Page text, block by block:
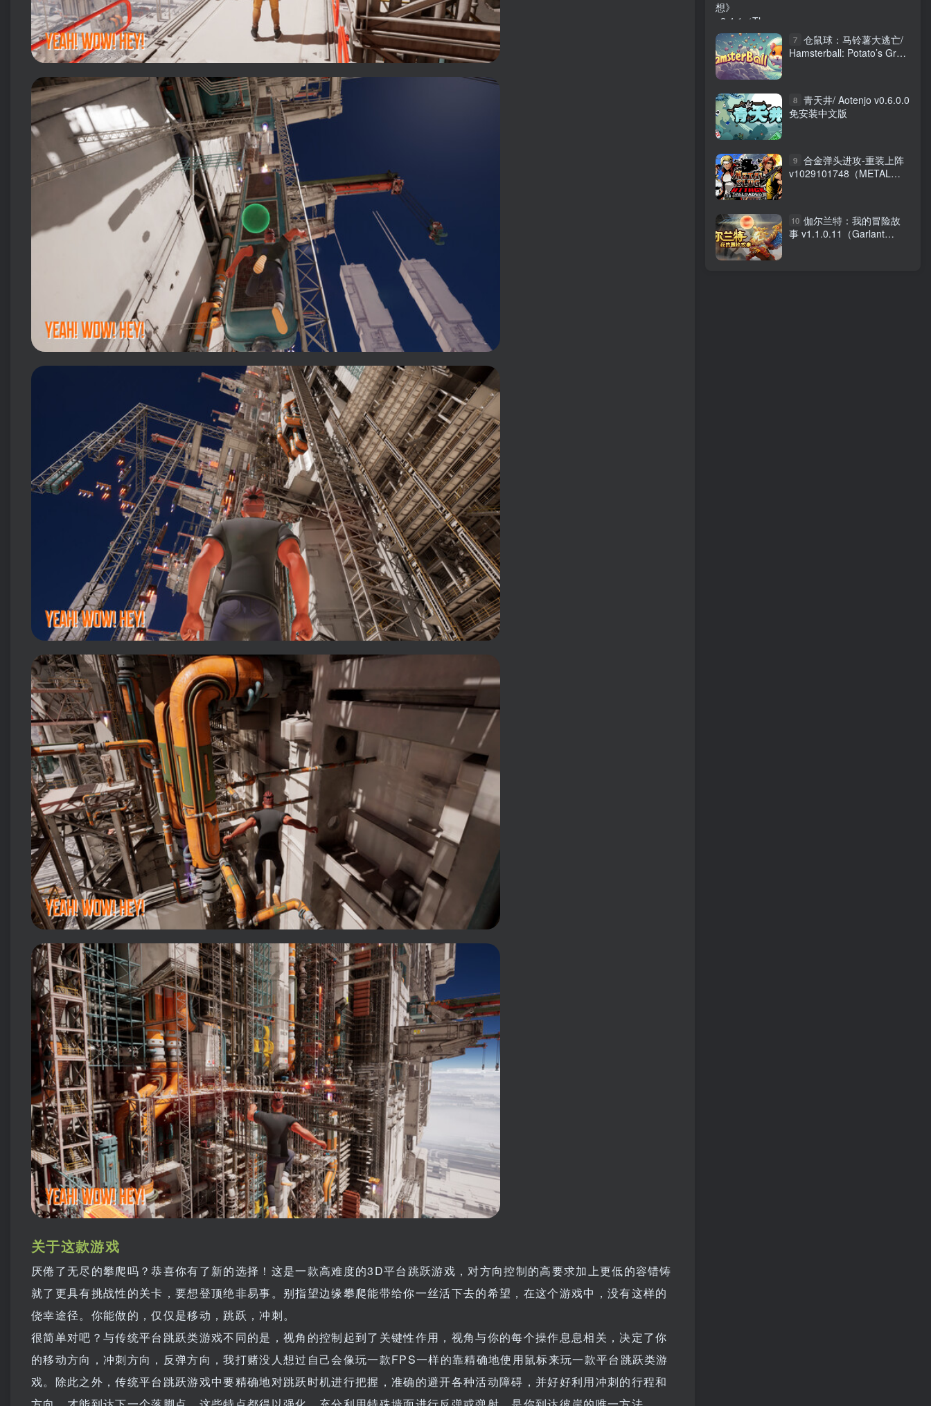
关于这款游戏
厌倦了无尽的攀爬吗？恭喜你有了新的选择！这是一款高难度的3D平台跳跃游戏，对方向控制的高要求加上更低的容错铸
就了更具有挑战性的关卡，要想登顶绝非易事。别指望边缘攀爬能带给你一丝活下去的希望，在这个游戏中，没有这样的
侥幸途径。你能做的，仅仅是移动，跳跃，冲刺。
很简单对吧？与传统平台跳跃类游戏不同的是，视角的控制起到了关键性作用，视角与你的每个操作息息相关，决定了你
的移动方向，冲刺方向，反弹方向，我打赌没人想过自己会像玩一款FPS一样的靠精确地使用鼠标来玩一款平台跳跃类游
戏。除此之外，传统平台跳跃游戏中要精确地对跳跃时机进行把握，准确的避开各种活动障碍，并好好利用冲刺的行程和
7 仓鼠球：马铃薯大逃亡/
Hamsterball: Potato’s Great
8 青天井/ Aotenjo v0.6.0.0
免安装中文版
9 合金弹头进攻-重装上阵
v1029101748（METAL
10 伽尔兰特：我的冒险故
事 v1.1.0.11（Garlant